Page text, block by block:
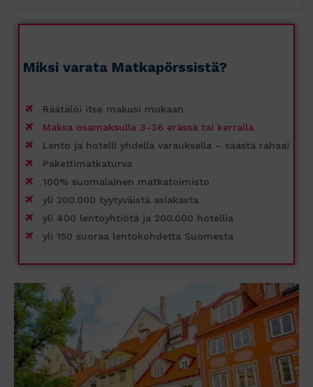
Miksi varata Matkapörssistä?
Räätälöi itse makusi mukaan
Maksa osamaksulla 3-36 erässä tai kerralla
Lento ja hotelli yhdellä varauksella – säästä rahaa!
Pakettimatkaturva
100% suomalainen matkatoimisto
yli 200.000 tyytyväistä asiakasta
yli 400 lentoyhtiötä ja 200.000 hotellia
yli 150 suoraa lentokohdetta Suomesta